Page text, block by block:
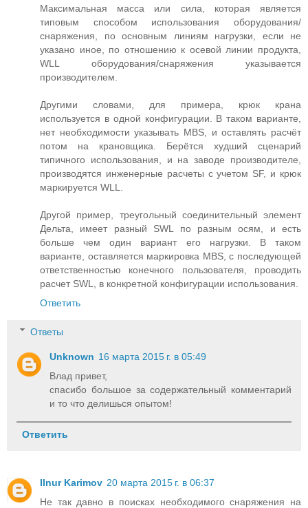
Максимальная масса или сила, которая является
типовым способом использования оборудования/
снаряжения, по основным линиям нагрузки, если не
указано иное, по отношению к осевой линии продукта,
WLL оборудования/снаряжения указывается
производителем.
Другими словами, для примера, крюк крана
используется в одной конфигурации. В таком варианте,
нет необходимости указывать MBS, и оставлять расчёт
потом на крановщика. Берётся худший сценарий
типичного использования, и на заводе производителе,
производятся инженерные расчеты с учетом SF, и крюк
маркируется WLL.
Другой пример, треугольный соединительный элемент
Дельта, имеет разный SWL по разным осям, и есть
больше чем один вариант его нагрузки. В таком
варианте, оставляется маркировка MBS, с последующей
ответственностью конечного пользователя, проводить
расчет SWL, в конкретной конфигурации использования.
Ответить
Ответы
Unknown 16 марта 2015 г. в 05:49
Влад привет,
спасибо большое за содержательный комментарий
и то что делишься опытом!
Ответить
Ilnur Karimov 20 марта 2015 г. в 06:37
Не так давно в поисках необходимого снаряжения на